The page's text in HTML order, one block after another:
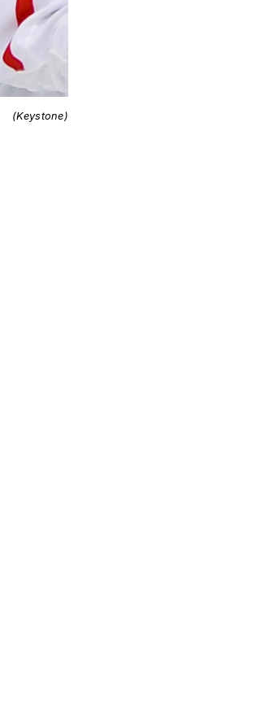
(Keystone)